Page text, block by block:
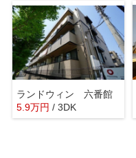
ランドウィン 六番館
5.9万円 / 3DK